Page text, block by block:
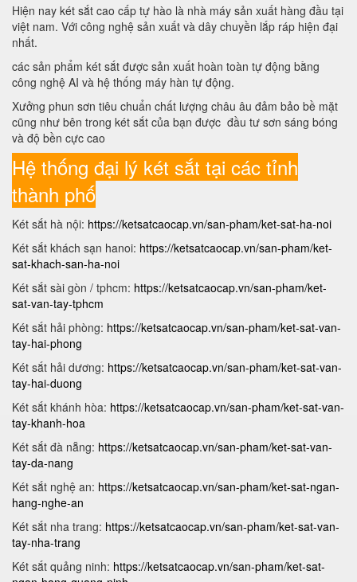
Hiện nay két sắt cao cấp tự hào là nhà máy sản xuất hàng đầu tại
việt nam. Với công nghệ sản xuất và dây chuyền lắp ráp hiện đại
nhất.
các sản phẩm két sắt được sản xuất hoàn toàn tự động bằng
công nghệ AI và hệ thống máy hàn tự động.
Xưởng phun sơn tiêu chuẩn chất lượng châu âu đảm bảo bề mặt
cũng như bên trong két sắt của bạn được đầu tư sơn sáng bóng
và độ bền cực cao
Hệ thống đại lý két sắt tại các tỉnh
thành phố
Két sắt hà nội: https://ketsatcaocap.vn/san-pham/ket-sat-ha-noi
Két sắt khách sạn hanoi: https://ketsatcaocap.vn/san-pham/ket-
sat-khach-san-ha-noi
Két sắt sài gòn / tphcm: https://ketsatcaocap.vn/san-pham/ket-
sat-van-tay-tphcm
Két sắt hải phòng: https://ketsatcaocap.vn/san-pham/ket-sat-van-
tay-hai-phong
Két sắt hải dương: https://ketsatcaocap.vn/san-pham/ket-sat-van-
tay-hai-duong
Két sắt khánh hòa: https://ketsatcaocap.vn/san-pham/ket-sat-van-
tay-khanh-hoa
Két sắt đà nẵng: https://ketsatcaocap.vn/san-pham/ket-sat-van-
tay-da-nang
Két sắt nghệ an: https://ketsatcaocap.vn/san-pham/ket-sat-ngan-
hang-nghe-an
Két sắt nha trang: https://ketsatcaocap.vn/san-pham/ket-sat-van-
tay-nha-trang
Két sắt quảng ninh: https://ketsatcaocap.vn/san-pham/ket-sat-